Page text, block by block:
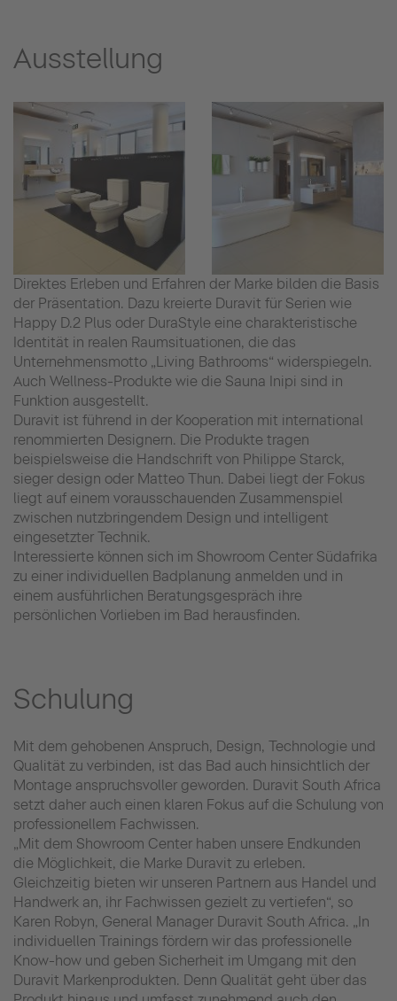
Ausstellung
Direktes Erleben und Erfahren der Marke bilden die Basis
der Präsentation. Dazu kreierte Duravit für Serien wie
Happy D.2 Plus oder DuraStyle eine charakteristische
Identität in realen Raumsituationen, die das
Unternehmensmotto „Living Bathrooms“ widerspiegeln.
Auch Wellness-Produkte wie die Sauna Inipi sind in
Funktion ausgestellt.
Duravit ist führend in der Kooperation mit international
renommierten Designern. Die Produkte tragen
beispielsweise die Handschrift von Philippe Starck,
sieger design oder Matteo Thun. Dabei liegt der Fokus
liegt auf einem vorausschauenden Zusammenspiel
zwischen nutzbringendem Design und intelligent
eingesetzter Technik.
Interessierte können sich im Showroom Center Südafrika
zu einer individuellen Badplanung anmelden und in
einem ausführlichen Beratungsgespräch ihre
persönlichen Vorlieben im Bad herausfinden.
Schulung
Mit dem gehobenen Anspruch, Design, Technologie und
Qualität zu verbinden, ist das Bad auch hinsichtlich der
Montage anspruchsvoller geworden. Duravit South Africa
setzt daher auch einen klaren Fokus auf die Schulung von
professionellem Fachwissen.
„Mit dem Showroom Center haben unsere Endkunden
die Möglichkeit, die Marke Duravit zu erleben.
Gleichzeitig bieten wir unseren Partnern aus Handel und
Handwerk an, ihr Fachwissen gezielt zu vertiefen“, so
Karen Robyn, General Manager Duravit South Africa. „In
individuellen Trainings fördern wir das professionelle
Know-how und geben Sicherheit im Umgang mit den
Duravit Markenprodukten. Denn Qualität geht über das